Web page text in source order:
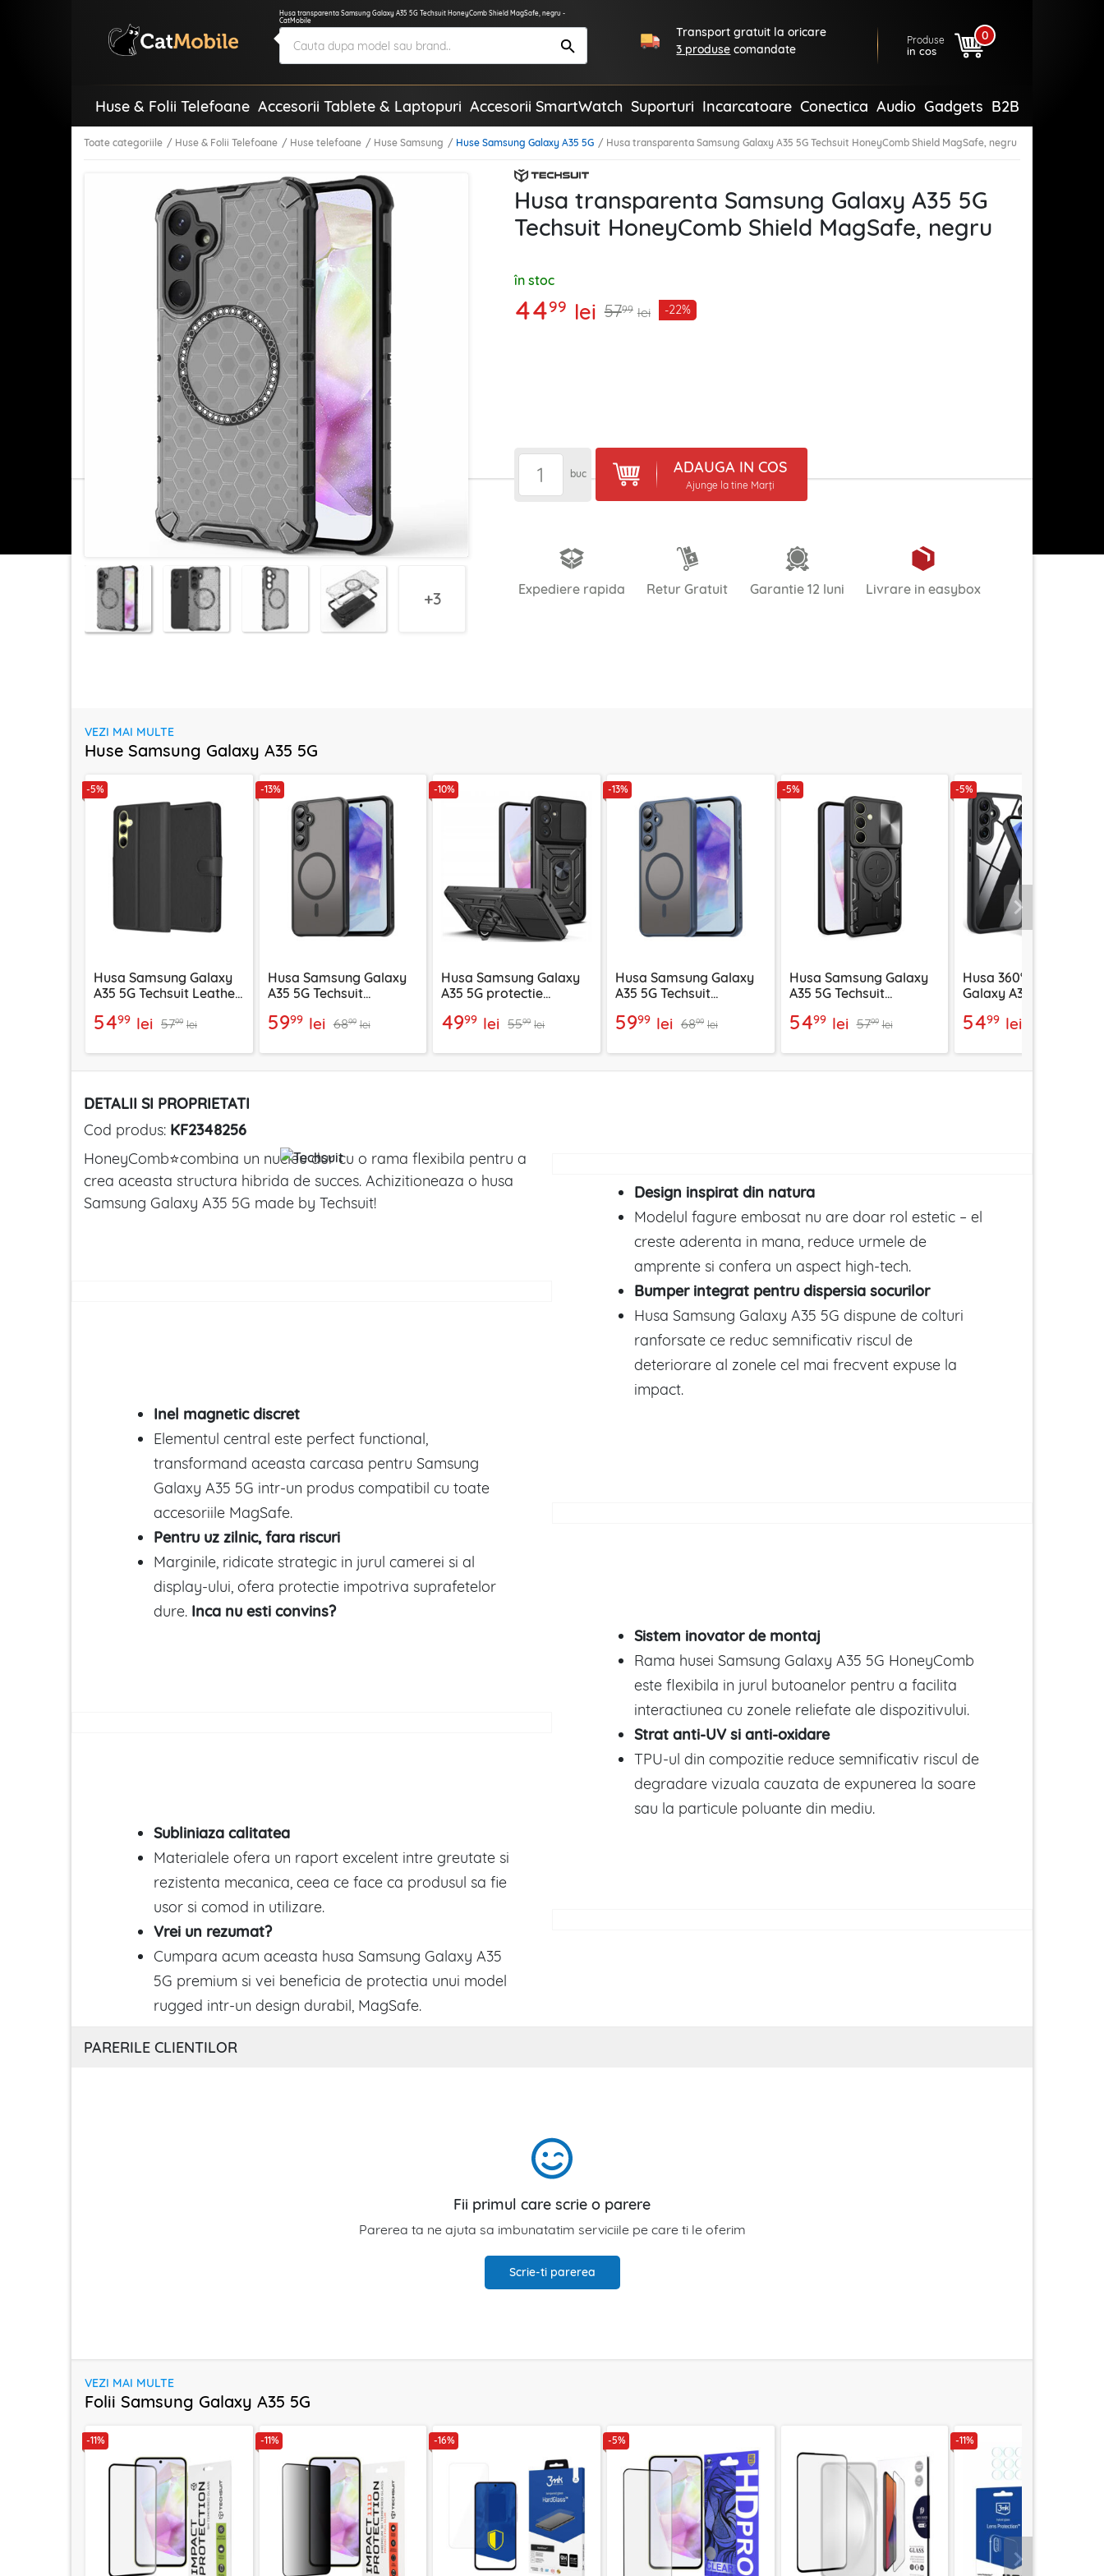
Husa transparenta Samsung Galaxy A35 5G Techsuit HoneyComb Shield MagSafe, negru -
CatMobile
Transport gratuit la oricare
3 produse comandate
Produse
in cos
0
Huse & Folii Telefoane Accesorii Tablete & Laptopuri Accesorii SmartWatch Suporturi Incarcatoare Conectica Audio Gadgets B2B
Toate categoriile Huse & Folii Telefoane Huse telefoane Huse Samsung Huse Samsung Galaxy A35 5G Husa transparenta Samsung Galaxy A35 5G Techsuit HoneyComb Shield MagSafe, negru
3
Husa transparenta Samsung Galaxy A35 5G
Techsuit HoneyComb Shield MagSafe, negru
în stoc
4499 lei 5799 lei -22%
buc ADAUGA IN COS
Ajunge la tine Marți
Expediere rapida Retur Gratuit Garantie 12 luni Livrare in easybox
VEZI MAI MULTE
Huse Samsung Galaxy A35 5G
-5%
Husa Samsung Galaxy
A35 5G Techsuit Leather
5499 lei 5799 lei
-13%
Husa Samsung Galaxy
A35 5G Techsuit
negru
5999 lei 6899 lei
-10%
Husa Samsung Galaxy
A35 5G protectie
CamShield Series, negru
4999 lei 5599 lei
-13%
Husa Samsung Galaxy
A35 5G Techsuit
bleumarin
5999 lei 6899 lei
-5%
Husa Samsung Galaxy
A35 5G Techsuit
5499 lei 5799 lei
-5%
Husa 360° Samsung
Galaxy A35 5G Techsuit
5499 lei
DETALII SI PROPRIETATI
Cod produs: KF2348256
HoneyComb⭐combina un nucleu dur cu o rama flexibila pentru a
crea aceasta structura hibrida de succes. Achizitioneaza o husa
Samsung Galaxy A35 5G made by Techsuit!
Design inspirat din natura
Modelul fagure embosat nu are doar rol estetic – el
creste aderenta in mana, reduce urmele de
amprente si confera un aspect high-tech.
Bumper integrat pentru dispersia socurilor
Husa Samsung Galaxy A35 5G dispune de colturi
ranforsate ce reduc semnificativ riscul de
deteriorare al zonele cel mai frecvent expuse la
impact.
Inel magnetic discret
Elementul central este perfect functional,
transformand aceasta carcasa pentru Samsung
Galaxy A35 5G intr-un produs compatibil cu toate
accesoriile MagSafe.
Pentru uz zilnic, fara riscuri
Marginile, ridicate strategic in jurul camerei si al
display-ului, ofera protectie impotriva suprafetelor
dure. Inca nu esti convins?
Sistem inovator de montaj
Rama husei Samsung Galaxy A35 5G HoneyComb
este flexibila in jurul butoanelor pentru a facilita
interactiunea cu zonele reliefate ale dispozitivului.
Strat anti-UV si anti-oxidare
TPU-ul din compozitie reduce semnificativ riscul de
degradare vizuala cauzata de expunerea la soare
sau la particule poluante din mediu.
Subliniaza calitatea
Materialele ofera un raport excelent intre greutate si
rezistenta mecanica, ceea ce face ca produsul sa fie
usor si comod in utilizare.
Vrei un rezumat?
Cumpara acum aceasta husa Samsung Galaxy A35
5G premium si vei beneficia de protectia unui model
rugged intr-un design durabil, MagSafe.
PARERILE CLIENTILOR
Fii primul care scrie o parere
Parerea ta ne ajuta sa imbunatatim serviciile pe care ti le oferim
Scrie-ti parerea
VEZI MAI MULTE
Folii Samsung Galaxy A35 5G
-11% -11% -16% -5% -11%